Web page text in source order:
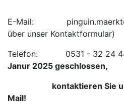
E-Mail:
über unser Kontaktformular)
Telefon: 0531 - 32 24
Janur 2025
kontaktieren Sie uns
Mail!